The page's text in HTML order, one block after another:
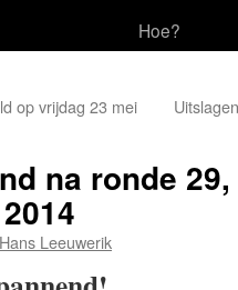
Hoe?
op vrijdag 23 mei
na ronde
Hans Leeuwerik